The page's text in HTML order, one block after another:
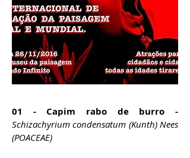
01 - Capim rabo de burro -
Schizachyrium condensatum (Kunth) Nees
(POACEAE)